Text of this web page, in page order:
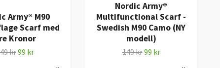
Army® M90
Scarf med
Kronor
kr99 kr
Nordic Army®
Multifunctional Scarf -
Swedish M90 Camo (NY
modell)
149 kr99 kr